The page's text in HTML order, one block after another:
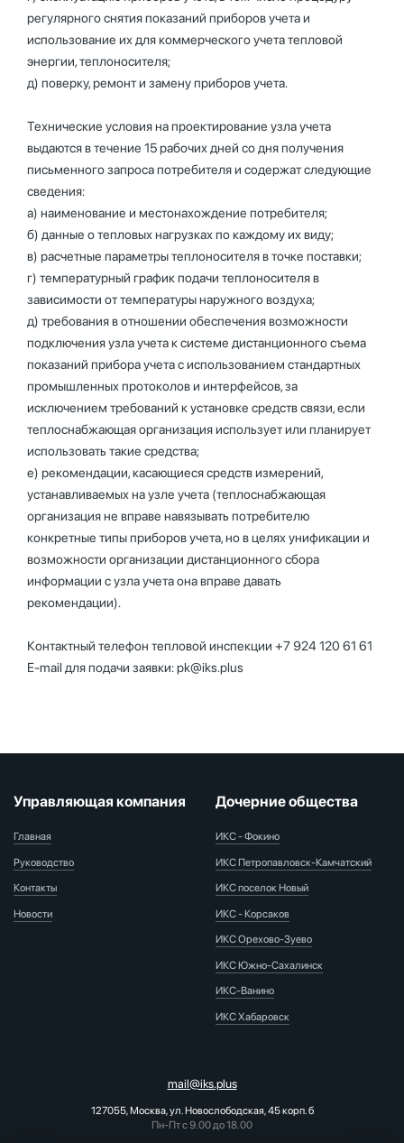
регулярного снятия показаний приборов учета и
использование их для коммерческого учета тепловой
энергии, теплоносителя;
д) поверку, ремонт и замену приборов учета.
Технические условия на проектирование узла учета
выдаются в течение 15 рабочих дней со дня получения
письменного запроса потребителя и содержат следующие
сведения:
а) наименование и местонахождение потребителя;
б) данные о тепловых нагрузках по каждому их виду;
в) расчетные параметры теплоносителя в точке поставки;
г) температурный график подачи теплоносителя в
зависимости от температуры наружного воздуха;
д) требования в отношении обеспечения возможности
подключения узла учета к системе дистанционного съема
показаний прибора учета с использованием стандартных
промышленных протоколов и интерфейсов, за
исключением требований к установке средств связи, если
теплоснабжающая организация использует или планирует
использовать такие средства;
е) рекомендации, касающиеся средств измерений,
устанавливаемых на узле учета (теплоснабжающая
организация не вправе навязывать потребителю
конкретные типы приборов учета, но в целях унификации и
возможности организации дистанционного сбора
информации с узла учета она вправе давать
рекомендации).
Контактный телефон тепловой инспекции +7 924 120 61 61
E-mail для подачи заявки: pk@iks.plus
Управляющая компания
Главная
Руководство
Контакты
Новости
Дочерние общества
ИКС - Фокино
ИКС Петропавловск-Камчатский
ИКС поселок Новый
ИКС - Корсаков
ИКС Орехово-Зуево
ИКС Южно-Сахалинск
ИКС-Ванино
ИКС Хабаровск
mail@iks.plus
127055, Москва, ул. Новослободская, 45 корп. б
Пн-Пт с 9.00 до 18.00